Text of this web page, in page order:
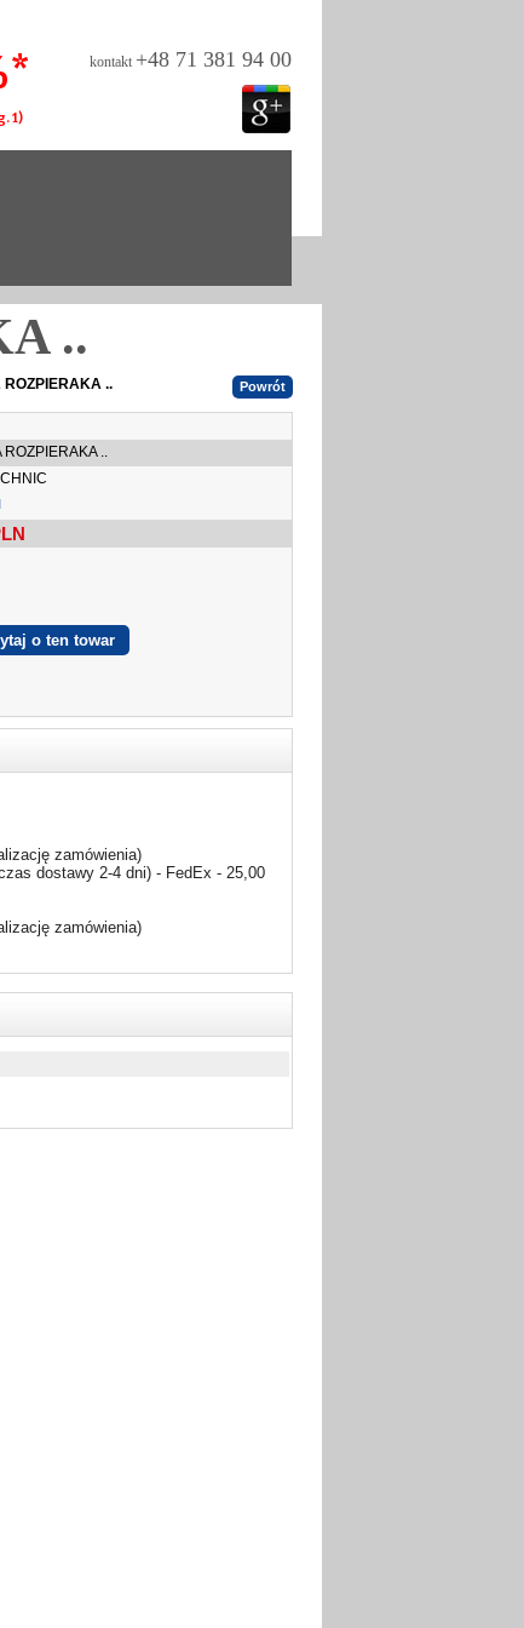
kontakt +48 71 381 94 00
1)
..
ROZPIERAKA ..
ROZPIERAKA ..
zamówienia)
dostawy 2-4 dni) - FedEx - 25,00
zamówienia)